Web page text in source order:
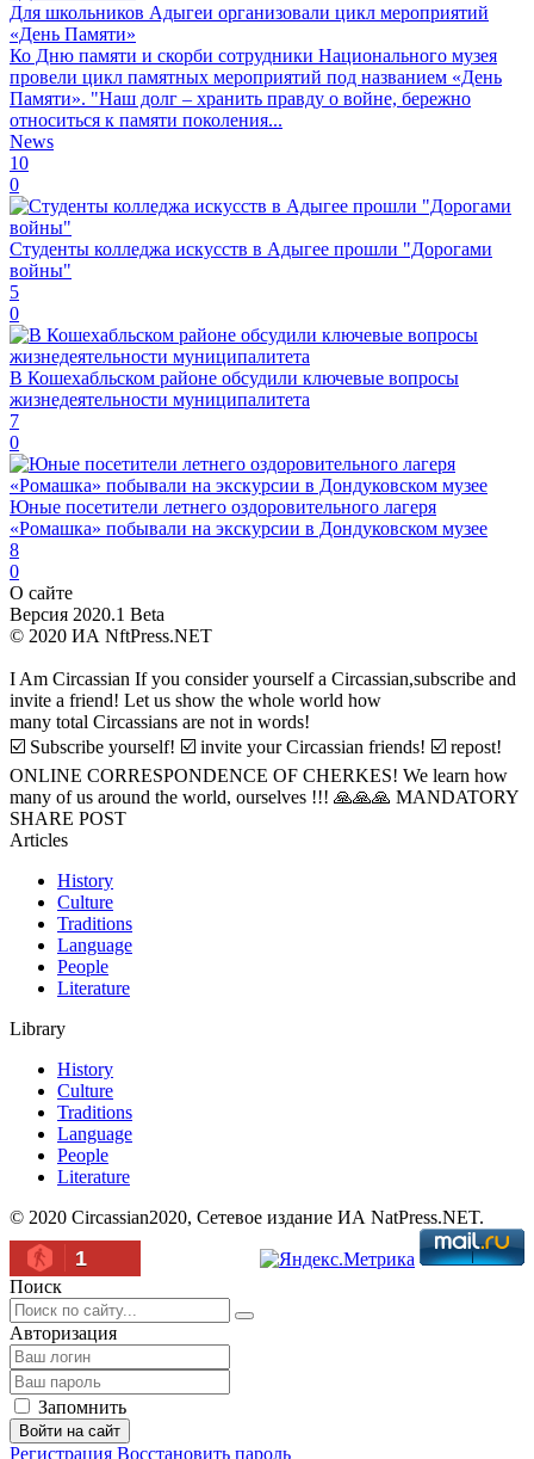
Для школьников Адыгеи организовали цикл мероприятий
«День Памяти»
Ко Дню памяти и скорби сотрудники Национального музея
провели цикл памятных мероприятий под названием «День
Памяти». "Наш долг – хранить правду о войне, бережно
относиться к памяти поколения...
News
10
0
Студенты колледжа искусств в Адыгее прошли "Дорогами
войны"
5
0
В Кошехабльском районе обсудили ключевые вопросы
жизнедеятельности муниципалитета
7
0
Юные посетители летнего оздоровительного лагеря
«Ромашка» побывали на экскурсии в Дондуковском музее
8
0
О сайте
Версия 2020.1 Beta
© 2020 ИА NftPress.NET
I Am Circassian If you consider yourself a Circassian,subscribe and
invite a friend! Let us show the whole world how
many total Circassians are not in words!
☑️ Subscribe yourself! ☑️ invite your Circassian friends! ☑️ repost!
ONLINE CORRESPONDENCE OF CHERKES! We learn how
many of us around the world, ourselves !!! 🙏🙏🙏 MANDATORY
SHARE POST
Articles
History
Culture
Traditions
Language
People
Literature
Library
History
Culture
Traditions
Language
People
Literature
© 2020 Circassian2020, Сетевое издание ИА NatPress.NET.
1
Поиск
Авторизация
Запомнить
Войти на сайт
Регистрация Восстановить пароль